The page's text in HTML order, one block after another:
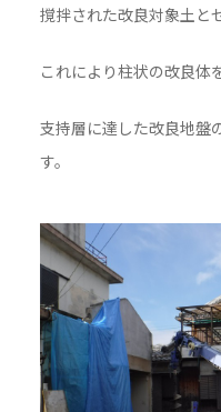
撹拌された改良対象土と
これにより柱状の改良体
支持層に達した改良地盤
す。